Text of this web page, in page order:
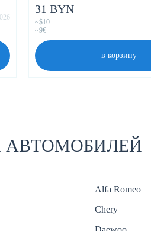
31 BYN
~$10
~9€
в корзину
АВТОМОБИЛЕЙ
Alfa Romeo
Chery